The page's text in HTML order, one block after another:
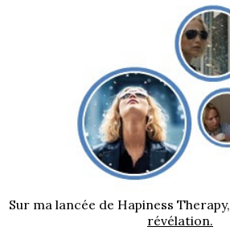
Sur ma lancée de Hapiness Therapy,
révélation.